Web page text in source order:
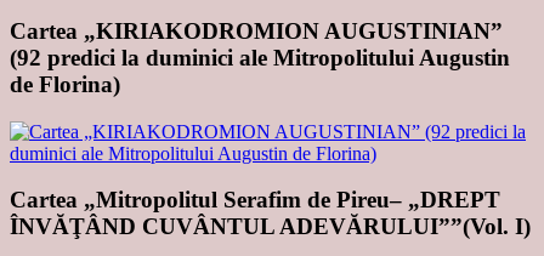
Cartea „KIRIAKODROMION AUGUSTINIAN”
(92 predici la duminici ale Mitropolitului Augustin
de Florina)
Cartea „Mitropolitul Serafim de Pireu– „DREPT
ÎNVĂŢÂND CUVÂNTUL ADEVĂRULUI””(Vol. I)